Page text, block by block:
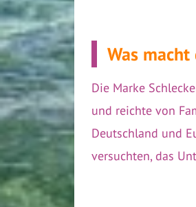
Was
Die Marke
und reichte von
Deutschland und
versuchten, das